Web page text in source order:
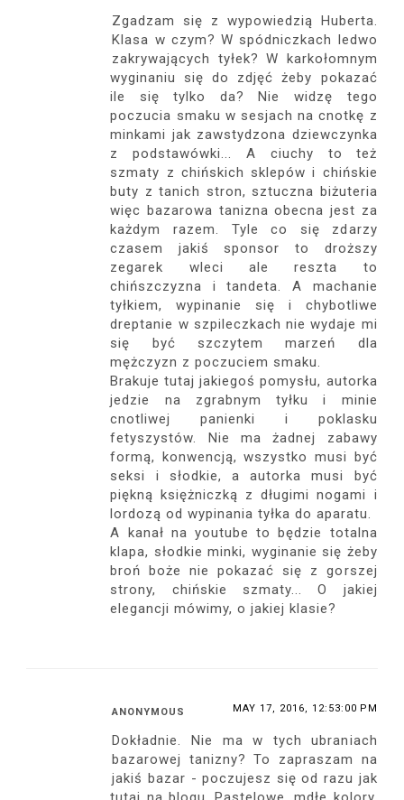
Zgadzam się z wypowiedzią Huberta.
Klasa w czym? W spódniczkach ledwo
zakrywających tyłek? W karkołomnym
wyginaniu się do zdjęć żeby pokazać
ile się tylko da? Nie widzę tego
poczucia smaku w sesjach na cnotkę z
minkami jak zawstydzona dziewczynka
z podstawówki... A ciuchy to też
szmaty z chińskich sklepów i chińskie
buty z tanich stron, sztuczna biżuteria
więc bazarowa tanizna obecna jest za
każdym razem. Tyle co się zdarzy
czasem jakiś sponsor to droższy
zegarek wleci ale reszta to
chińszczyzna i tandeta. A machanie
tyłkiem, wypinanie się i chybotliwe
dreptanie w szpileczkach nie wydaje mi
się być szczytem marzeń dla
mężczyzn z poczuciem smaku.
Brakuje tutaj jakiegoś pomysłu, autorka
jedzie na zgrabnym tyłku i minie
cnotliwej panienki i poklasku
fetyszystów. Nie ma żadnej zabawy
formą, konwencją, wszystko musi być
seksi i słodkie, a autorka musi być
piękną księżniczką z długimi nogami i
lordozą od wypinania tyłka do aparatu.
A kanał na youtube to będzie totalna
klapa, słodkie minki, wyginanie się żeby
broń boże nie pokazać się z gorszej
strony, chińskie szmaty... O jakiej
elegancji mówimy, o jakiej klasie?
ANONYMOUS MAY 17, 2016, 12:53:00 PM
Dokładnie. Nie ma w tych ubraniach
bazarowej tanizny? To zapraszam na
jakiś bazar - poczujesz się od razu jak